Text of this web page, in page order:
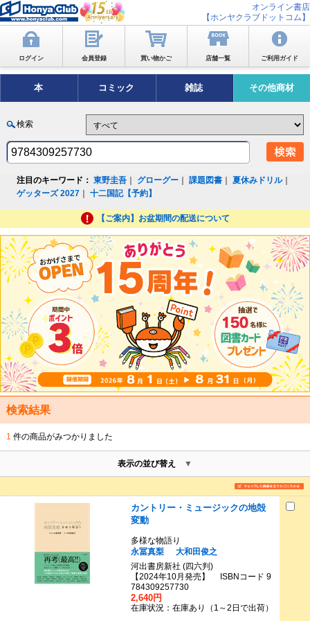
オンライン書店
【ホンヤクラブドットコム】
ログイン 会員登録 買い物かご 店舗一覧 ご利用ガイド
本 コミック 雑誌 その他商材
検索
注目のキーワード： 東野圭吾 グローグー ｜課題図書 ｜夏休みドリル｜
ゲッターズ 2027 ｜十二国記【予約】
【ご案内】お盆期間の配送について
検索結果
1 件の商品がみつかりました
表示の並び替え
カントリー・ミュージックの地殻
変動
多様な物語り
永冨真梨
大和田俊之
河出書房新社 (四六判)
【2024年10月発売】 ISBNコード 9
784309257730
2,640円
在庫状況：在庫あり（1～2日で出荷）